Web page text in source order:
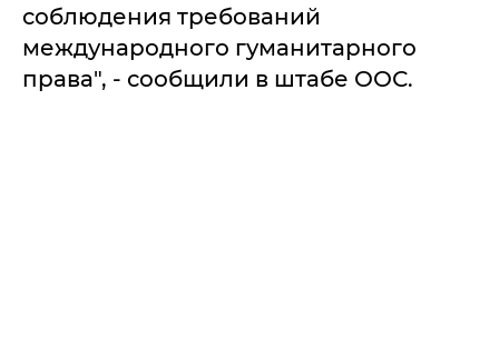
соблюдения требований
международного гуманитарного
права", - сообщили в штабе ООС.